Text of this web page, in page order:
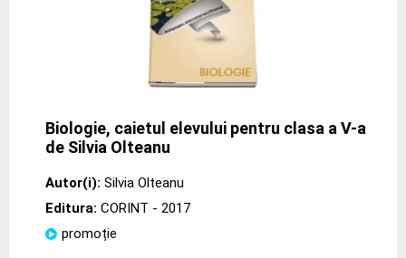
Biologie, caietul elevului pentru clasa a V-a
de Silvia Olteanu
Autor(i): Silvia Olteanu
Editura: CORINT - 2017
promoție